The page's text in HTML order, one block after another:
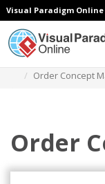
Visual Paradigm Online
Order Concept
Order